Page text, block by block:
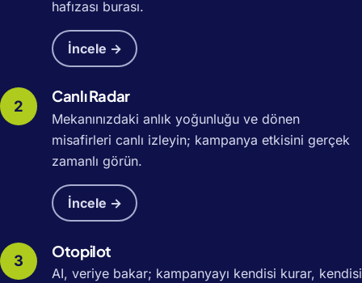
hafızası burası.
İncele →
Canlı Radar
Mekanınızdaki anlık yoğunluğu ve dönen
misafirleri canlı izleyin; kampanya etkisini gerçek
zamanlı görün.
İncele →
Otopilot
AI, veriye bakar; kampanyayı kendisi kurar, kendisi